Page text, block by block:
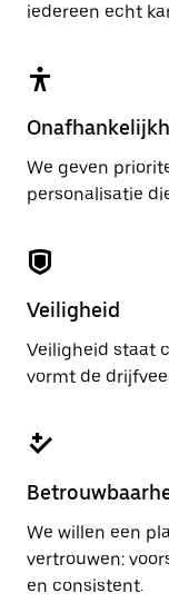
iedereen echt
We geven
personalisatie
Veiligheid
Veiligheid staat
vormt de
We willen een
vertrouwen:
en consistent.